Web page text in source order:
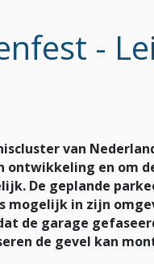
-
van
ontwikkeling en om
De geplande
mogelijk in zijn
de garage
de gevel kan